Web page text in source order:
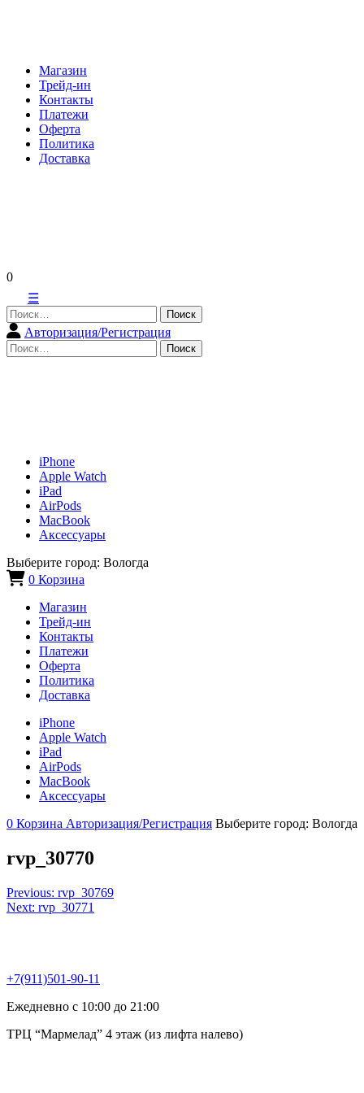
Магазин
Трейд-ин
Контакты
Платежи
Оферта
Политика
Доставка
0
☰
Найти:
Авторизация/Регистрация
Найти:
iPhone
Apple Watch
iPad
AirPods
MacBook
Аксессуары
Выберите город: Вологда
0 Корзина
Магазин
Трейд-ин
Контакты
Платежи
Оферта
Политика
Доставка
iPhone
Apple Watch
iPad
AirPods
MacBook
Аксессуары
0 Корзина Авторизация/Регистрация Выберите город: Вологда
rvp_30770
Навигация
по
Previous: rvp_30769
Next: rvp_30771
+7(911)501-90-11
Ежедневно с 10:00 до 21:00
ТРЦ “Мармелад” 4 этаж (из лифта налево)